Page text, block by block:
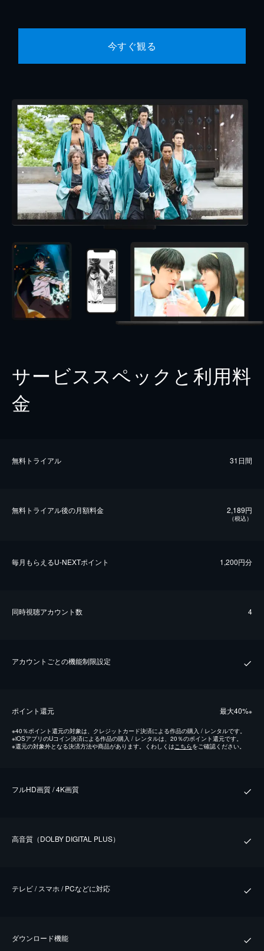
今すぐ観る
サービススペックと利用料
金
無料トライアル 31日間
無料トライアル後の⽉額料金 2,189円
（税込）
毎⽉もらえるU-NEXTポイント 1,200円分
同時視聴アカウント数 4
アカウントごとの機能制限設定
ポイント還元 最⼤40%※
※40％ポイント還元の対象は、クレジットカード決済による作品の購入 / レンタルです。
※iOSアプリのUコイン決済による作品の購入 / レンタルは、20％のポイント還元です。
※還元の対象外となる決済方法や商品があります。くわしくはこちらをご確認ください。
フルHD画質 / 4K画質
⾼⾳質（DOLBY DIGITAL PLUS）
テレビ / スマホ / PCなどに対応
ダウンロード機能